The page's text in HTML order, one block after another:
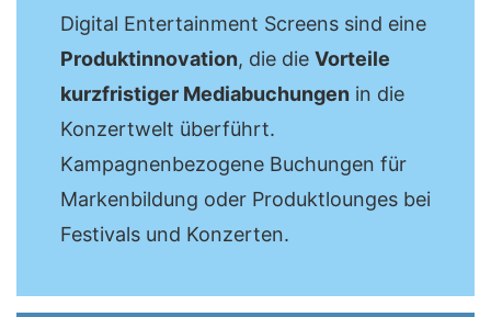
Digital Entertainment Screens sind eine
Produktinnovation, die die Vorteile
kurzfristiger Mediabuchungen in die
Konzertwelt überführt.
Kampagnenbezogene Buchungen für
Markenbildung oder Produktlounges bei
Festivals und Konzerten.